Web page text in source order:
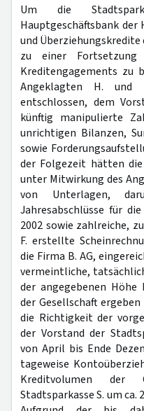
Um die
Hauptgeschäftsbank
und
zu einer Fortsetzung
Kreditengagements zu
Angeklagten H. und
entschlossen, dem
künftig manipulierte
unrichtigen Bilanzen,
sowie
der Folgezeit hätten
unter Mitwirkung des
von Unterlagen,
Jahresabschlüsse für
2002 sowie zahlreiche,
F. erstellte
die Firma B. AG,
vermeintliche,
der angegebenen Höhe
der Gesellschaft
die Richtigkeit der
der Vorstand der
von April bis Ende
tageweise
Kreditvolumen der
Stadtsparkasse S. um